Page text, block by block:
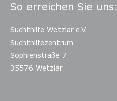
So erreichen Sie uns:
Suchthilfe Wetzlar e.V.
Suchthilfezentrum
Sophienstraße 7
35576 Wetzlar